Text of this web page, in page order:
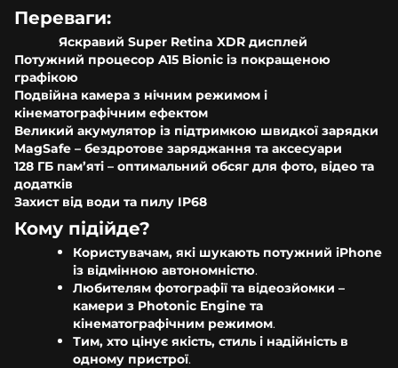
Переваги:
Яскравий Super Retina XDR дисплей
Потужний процесор A15 Bionic із покращеною
графікою
Подвійна камера з нічним режимом і
кінематографічним ефектом
Великий акумулятор із підтримкою швидкої зарядки
MagSafe – бездротове заряджання та аксесуари
128 ГБ пам’яті – оптимальний обсяг для фото, відео та
додатків
Захист від води та пилу IP68
Кому підійде?
Користувачам, які шукають потужний iPhone
із відмінною автономністю.
Любителям фотографії та відеозйомки –
камери з Photonic Engine та
кінематографічним режимом.
Тим, хто цінує якість, стиль і надійність в
одному пристрої.